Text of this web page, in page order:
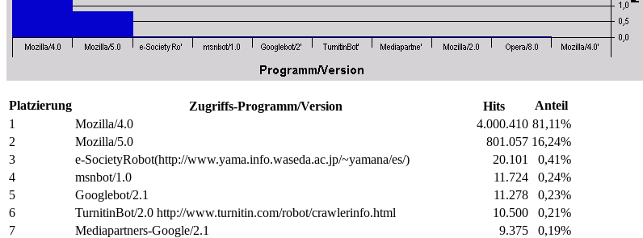
Platzierung Zugriffs-Programm/Version Hits
Anteil
1
Mozilla/4.0 4.000.410 81,11%
2
Mozilla/5.0 801.057 16,24%
3
e-SocietyRobot(http://www.yama.info.waseda.ac.jp/~yamana/es/) 20.101
0,41%
4
msnbot/1.0 11.724
0,24%
5
Googlebot/2.1 11.278
0,23%
6
TurnitinBot/2.0 http://www.turnitin.com/robot/crawlerinfo.html 10.500
0,21%
7
Mediapartners-Google/2.1 9.375
0,19%